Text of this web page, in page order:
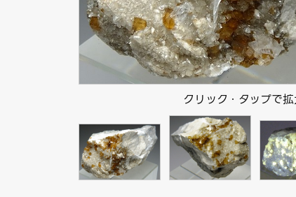
クリック・タップで